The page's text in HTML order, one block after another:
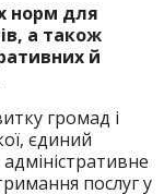
норм для
а також
й
громад і
єдиний
послуг у